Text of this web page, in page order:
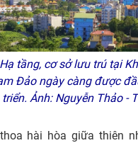
Hạ tầng, cơ sở lưu trú tại
Đảo ngày càng được
triển. Ảnh: Nguyễn Thảo -
hài hòa giữa thiên